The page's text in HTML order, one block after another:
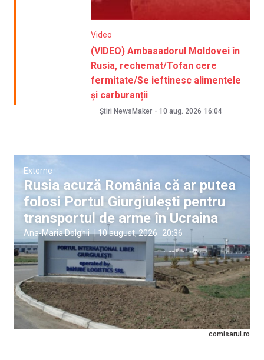
Video
(VIDEO) Ambasadorul Moldovei în
Rusia, rechemat/Tofan cere
fermitate/Se ieftinesc alimentele
și carburanții
Știri NewsMaker - 10 aug. 2026 16:04
comisarul.ro
Externe
Rusia acuză România că ar putea
folosi Portul Giurgiulești pentru
transportul de arme în Ucraina
Ana-Maria Dolghii |10 august, 2026 20:36